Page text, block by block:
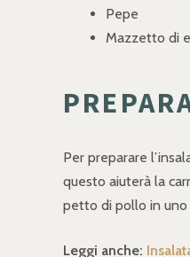
Pepe
Mazzetto di
Per preparare
questo aiuterà la
petto di pollo in uno
Leggi anche: